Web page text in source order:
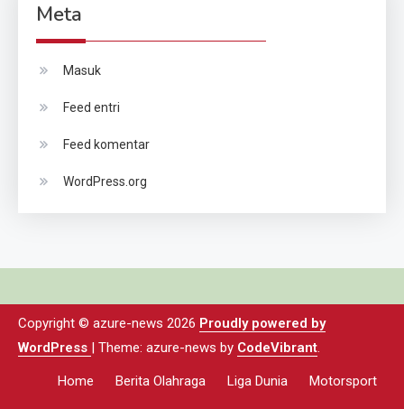
Meta
Masuk
Feed entri
Feed komentar
WordPress.org
Copyright © azure-news 2026 Proudly powered by
WordPress | Theme: azure-news by CodeVibrant
Home Berita Olahraga Liga Dunia Motorsport